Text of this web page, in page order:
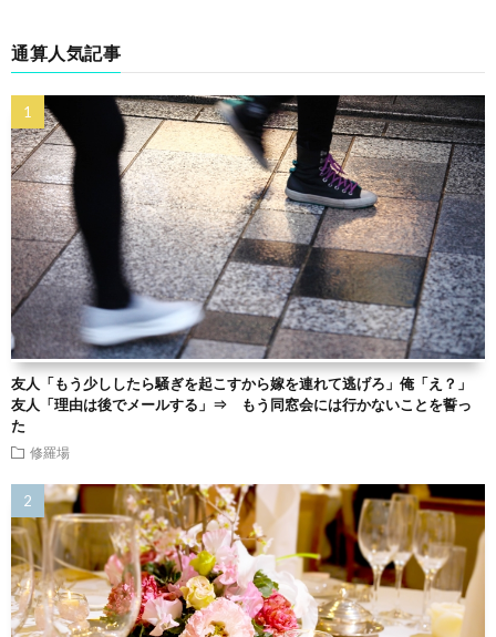
通算人気記事
友人「もう少ししたら騒ぎを起こすから嫁を連れて逃げろ」俺「え？」
友人「理由は後でメールする」⇒ もう同窓会には行かないことを誓っ
た
修羅場